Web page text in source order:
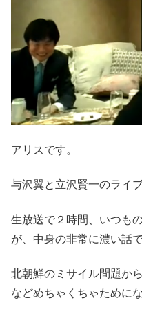
アリスです。
与沢翼と立沢賢一のライ
生放送で２時間、いつも
が、中身の非常に濃い話で
北朝鮮のミサイル問題か
などめちゃくちゃために